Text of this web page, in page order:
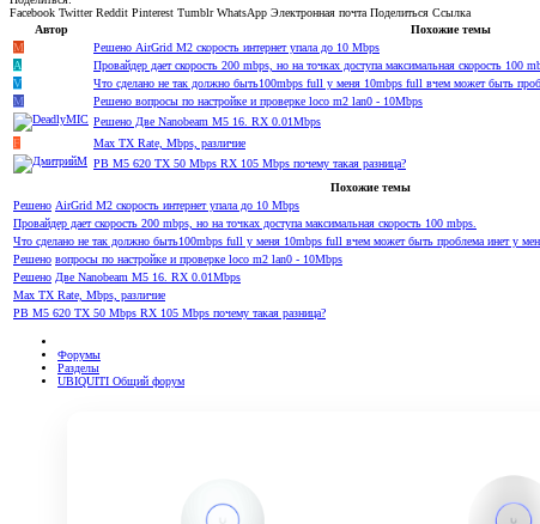
Facebook Twitter Reddit Pinterest Tumblr WhatsApp Электронная почта Поделиться Ссылка
Автор
Похожие темы
M
Решено AirGrid M2 скорость интернет упала до 10 Mbps
А
Провайдер дает скорость 200 mbps, но на точках доступа максимальная скорость 100
V
Что сделано не так должно быть100mbps full у меня 10mbps full вчем может быть
M
Решено вопросы по настройке и проверке loco m2 lan0 - 10Mbps
Решено Две Nanobeam M5 16. RX 0.01Mbps
F
Max TX Rate, Mbps, различие
PB M5 620 TX 50 Mbps RX 105 Mbps почему такая разница?
Похожие темы
Решено AirGrid M2 скорость интернет упала до 10 Mbps
Провайдер дает скорость 200 mbps, но на точках доступа максимальная скорость 100 mbps.
Что сделано не так должно быть100mbps full у меня 10mbps full вчем может быть проблема инет у
Решено вопросы по настройке и проверке loco m2 lan0 - 10Mbps
Решено Две Nanobeam M5 16. RX 0.01Mbps
Max TX Rate, Mbps, различие
PB M5 620 TX 50 Mbps RX 105 Mbps почему такая разница?
Форумы
Разделы
UBIQUITI Общий форум